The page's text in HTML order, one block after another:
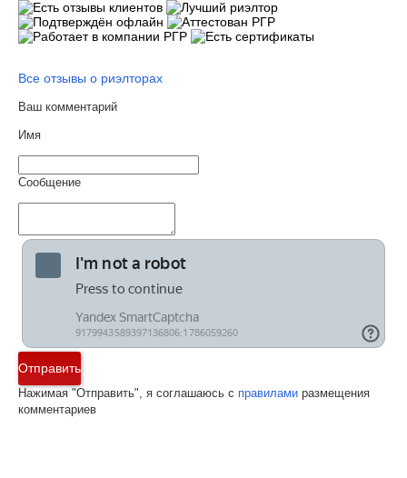
Все отзывы о риэлторах
Ваш комментарий
Имя
Сообщение
Отправить
Нажимая "Отправить", я соглашаюсь с правилами размещения
комментариев